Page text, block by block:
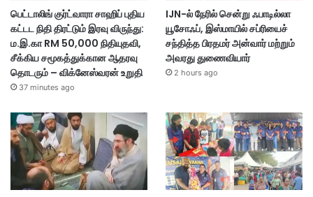
பெட்டாலிங் குர்ட்வாரா சாஹிப் புதிய
கட்டட நிதி திரட்டும் இரவு விருந்து:
ம.இ.கா RM 50,000 நிதியுதவி,
சீக்கிய சமூகத்துக்கான ஆதரவு
தொடரும் – விக்னேஸ்வரன் உறுதி
37 minutes ago
IJN-ல் நேரில் சென்று ஃபாடில்லா
யூசோஃப், இஸ்மாயில் சப்ரியைச்
சந்தித்த பிரதமர் அன்வார் மற்றும்
அவரது துணைவியார்
2 hours ago